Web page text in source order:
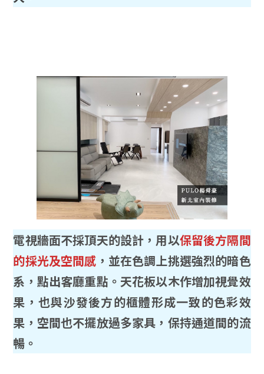
電視牆面不採頂天的設計，用以保留後方隔間
的採光及空間感 ，並在色調上挑選強烈的暗色
系，點出客廳重點。天花板以木作增加視覺效
果，也與沙發後方的櫃體形成一致的色彩效
果，空間也不擺放過多家具，保持通道間的流
暢。